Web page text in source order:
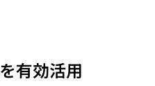
を有効活用